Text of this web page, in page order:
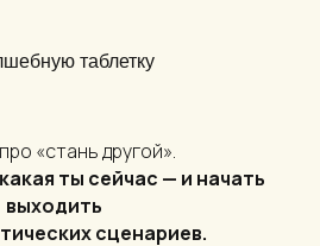
таблетку
«стань другой».
ты сейчас — и начать
выходить
сценариев.